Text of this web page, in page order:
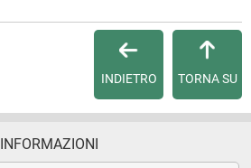
Condizioni di vendita.
TORNA SU
INDIETRO
INFORMAZIONI